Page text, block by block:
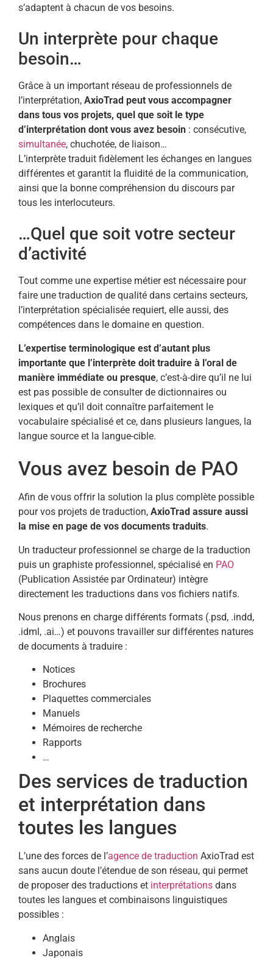
s’adaptent à chacun de vos besoins.
Un interprète pour chaque
besoin…
Grâce à un important réseau de professionnels de
l’interprétation, AxioTrad peut vous accompagner
dans tous vos projets, quel que soit le type
d’interprétation dont vous avez besoin : consécutive,
simultanée, chuchotée, de liaison…
L’interprète traduit fidèlement les échanges en langues
différentes et garantit la fluidité de la communication,
ainsi que la bonne compréhension du discours par
tous les interlocuteurs.
…Quel que soit votre secteur
d’activité
Tout comme une expertise métier est nécessaire pour
faire une traduction de qualité dans certains secteurs,
l’interprétation spécialisée requiert, elle aussi, des
compétences dans le domaine en question.
L’expertise terminologique est d’autant plus
importante que l’interprète doit traduire à l’oral de
manière immédiate ou presque, c’est-à-dire qu’il ne lui
est pas possible de consulter de dictionnaires ou
lexiques et qu’il doit connaître parfaitement le
vocabulaire spécialisé et ce, dans plusieurs langues, la
langue source et la langue-cible.
Vous avez besoin de PAO
Afin de vous offrir la solution la plus complète possible
pour vos projets de traduction, AxioTrad assure aussi
la mise en page de vos documents traduits.
Un traducteur professionnel se charge de la traduction
puis un graphiste professionnel, spécialisé en PAO
(Publication Assistée par Ordinateur) intègre
directement les traductions dans vos fichiers natifs.
Nous prenons en charge différents formats (.psd, .indd,
.idml, .ai…) et pouvons travailler sur différentes natures
de documents à traduire :
Notices
Brochures
Plaquettes commerciales
Manuels
Mémoires de recherche
Rapports
…
Des services de traduction
et interprétation dans
toutes les langues
L’une des forces de l’agence de traduction AxioTrad est
sans aucun doute l’étendue de son réseau, qui permet
de proposer des traductions et interprétations dans
toutes les langues et combinaisons linguistiques
possibles :
Anglais
Japonais